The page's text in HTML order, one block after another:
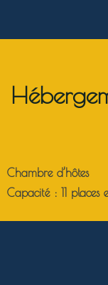
Chambre d’hôtes
Capacité : 11 places